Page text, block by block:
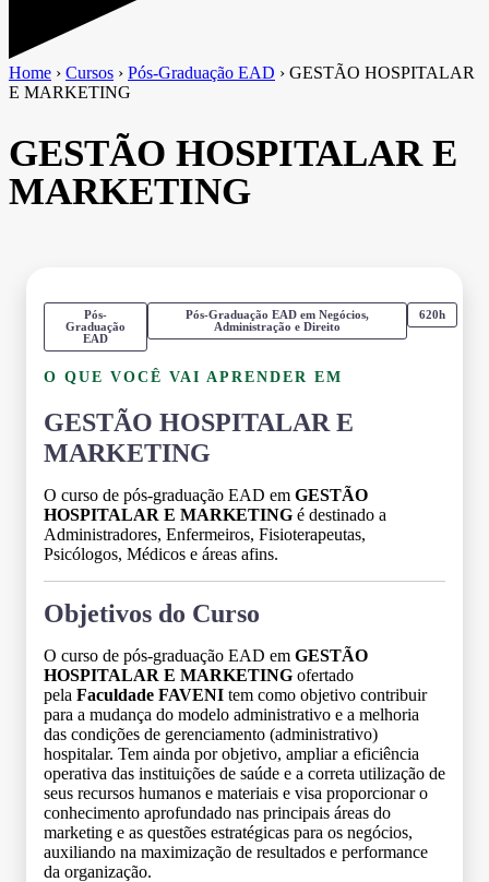
Home › Cursos › Pós-Graduação EAD › GESTÃO HOSPITALAR
E MARKETING
GESTÃO HOSPITALAR E
MARKETING
Pós-
Graduação
EAD
Pós-Graduação EAD em Negócios,
Administração e Direito
620h
O QUE VOCÊ VAI APRENDER EM
GESTÃO HOSPITALAR E
MARKETING
O curso de pós-graduação EAD em GESTÃO
HOSPITALAR E MARKETING é destinado a
Administradores, Enfermeiros, Fisioterapeutas,
Psicólogos, Médicos e áreas afins.
Objetivos do Curso
O curso de pós-graduação EAD em GESTÃO
HOSPITALAR E MARKETING ofertado
pela Faculdade FAVENI tem como objetivo contribuir
para a mudança do modelo administrativo e a melhoria
das condições de gerenciamento (administrativo)
hospitalar. Tem ainda por objetivo, ampliar a eficiência
operativa das instituições de saúde e a correta utilização de
seus recursos humanos e materiais e visa proporcionar o
conhecimento aprofundado nas principais áreas do
marketing e as questões estratégicas para os negócios,
auxiliando na maximização de resultados e performance
da organização.